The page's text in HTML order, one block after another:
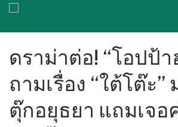
ดราม่าต่อ! “โอปป้า
ถามเรื่อง “ใต้โต๊ะ”
ตุ๊กอยุธยา แถมเจอ